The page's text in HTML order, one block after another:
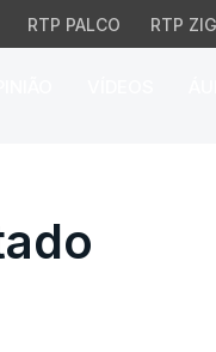
RTP PALCO RTP
dos